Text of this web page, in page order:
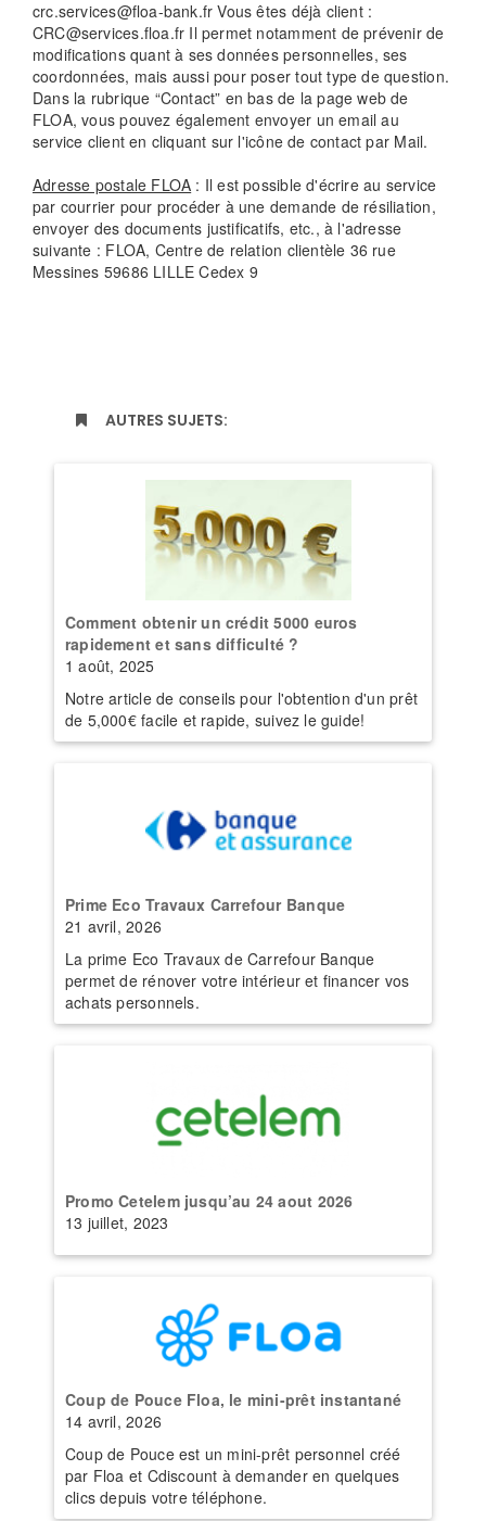
crc.services@floa-bank.fr Vous êtes déjà client :
CRC@services.floa.fr Il permet notamment de prévenir de
modifications quant à ses données personnelles, ses
coordonnées, mais aussi pour poser tout type de question.
Dans la rubrique “Contact” en bas de la page web de
FLOA, vous pouvez également envoyer un email au
service client en cliquant sur l'icône de contact par Mail.
Adresse postale FLOA : Il est possible d'écrire au service
par courrier pour procéder à une demande de résiliation,
envoyer des documents justificatifs, etc., à l'adresse
suivante : FLOA, Centre de relation clientèle 36 rue
Messines 59686 LILLE Cedex 9
AUTRES SUJETS:
Comment obtenir un crédit 5000 euros
rapidement et sans difficulté ?
1 août, 2025
Notre article de conseils pour l'obtention d'un prêt
de 5,000€ facile et rapide, suivez le guide!
Prime Eco Travaux Carrefour Banque
21 avril, 2026
La prime Eco Travaux de Carrefour Banque
permet de rénover votre intérieur et financer vos
achats personnels.
Promo Cetelem jusqu’au 24 aout 2026
13 juillet, 2023
Coup de Pouce Floa, le mini-prêt instantané
14 avril, 2026
Coup de Pouce est un mini-prêt personnel créé
par Floa et Cdiscount à demander en quelques
clics depuis votre téléphone.